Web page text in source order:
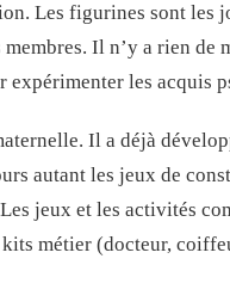
Les figurines sont les
Il n’y a rien de
expérimenter les acquis
Il a déjà
autant les jeux de
jeux et les activités
métier (docteur,